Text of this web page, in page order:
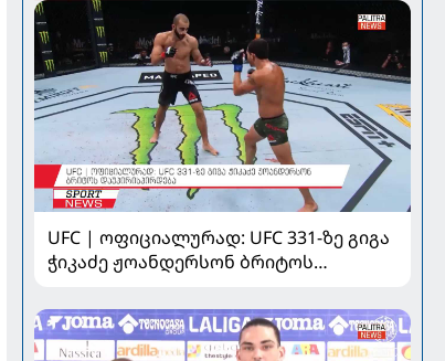
UFC | ოფიციალურად: UFC 331-ზე გიგა
ჭიკაძე ჟოანდერსონ ბრიტოს